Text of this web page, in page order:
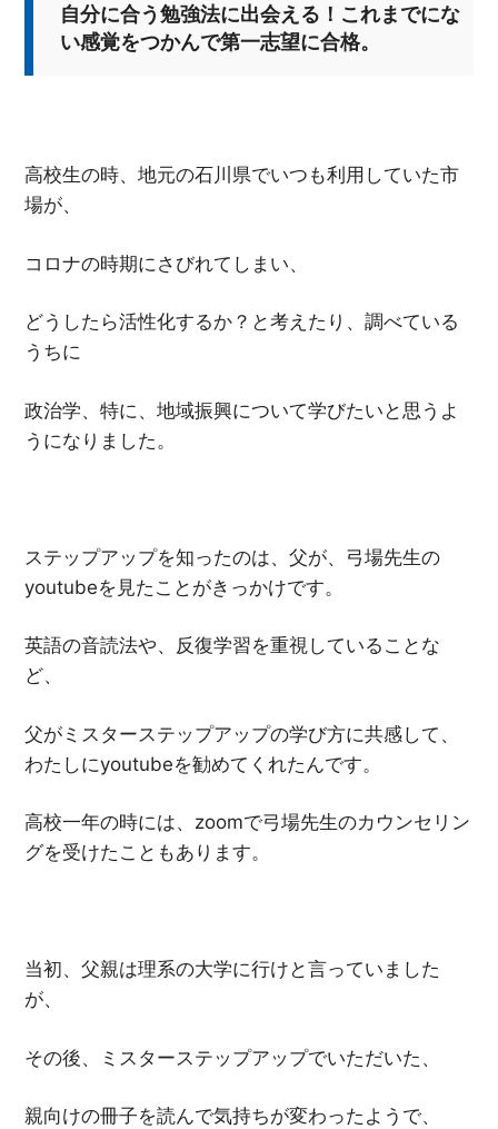
自分に合う勉強法に出会える！これまでにな
い感覚をつかんで第一志望に合格。
高校生の時、地元の石川県でいつも利用していた市
場が、
コロナの時期にさびれてしまい、
どうしたら活性化するか？と考えたり、調べている
うちに
政治学、特に、地域振興について学びたいと思うよ
うになりました。
ステップアップを知ったのは、父が、弓場先生の
youtubeを見たことがきっかけです。
英語の音読法や、反復学習を重視していることな
ど、
父がミスターステップアップの学び方に共感して、
わたしにyoutubeを勧めてくれたんです。
高校一年の時には、zoomで弓場先生のカウンセリン
グを受けたこともあります。
当初、父親は理系の大学に行けと言っていました
が、
その後、ミスターステップアップでいただいた、
親向けの冊子を読んで気持ちが変わったようで、